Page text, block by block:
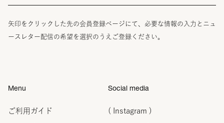
矢印をクリックした先の会員登録ページにて、必要な情報の入力とニュ
ースレター配信の希望を選択のうえご登録ください。
Menu
ご利用ガイド
Social media
( Instagram )